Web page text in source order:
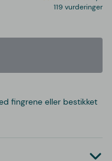
119 vurderinger
fingrene eller bestikket